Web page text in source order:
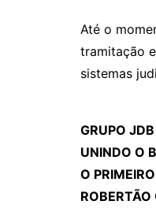
Até o
tramitação
sistemas
GRUPO
UNINDO O
O